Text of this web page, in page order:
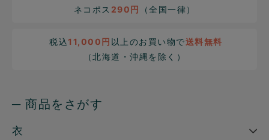
ネコポス 290円 （全国一律）
税込11,000円 以上のお買い物で送料無料
（北海道・沖縄を除く）
─ 商品をさがす
衣